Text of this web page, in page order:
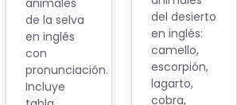
animales
de la selva
en inglés
con
pronunciación.
Incluye
del desierto
en inglés:
camello,
escorpión,
lagarto,
cobra,